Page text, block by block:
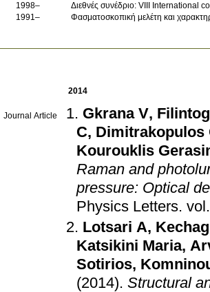
1998–
Διεθνές συνέδριο: VIII International
1991–
Φασματοσκοπική μελέτη και
2014
Journal Article Gkrana V,
C, Dimitrakopulos
Kourouklis
Raman and
pressure: Optical
Physics Letters.
Lotsari A,
Katsikini Maria,
Sotirios,
(2014). Structural